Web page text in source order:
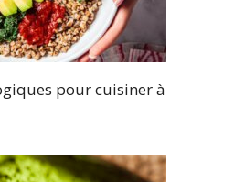
pour cuisiner à